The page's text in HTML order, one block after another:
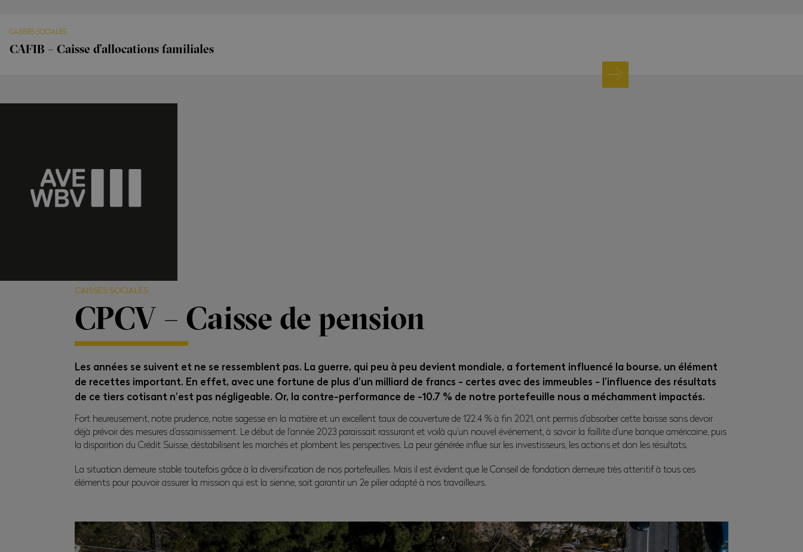
CAISSES SOCIALES
CAFIB – Caisse d’allocations familiales
CAISSES SOCIALES
CPCV – Caisse de pension
Les années se suivent et ne se ressemblent pas. La guerre, qui peu à peu devient mondiale, a fortement influencé la bourse, un élément
de recettes important. En effet, avec une fortune de plus d’un milliard de francs - certes avec des immeubles - l’influence des résultats
de ce tiers cotisant n’est pas négligeable. Or, la contre-performance de -10.7 % de notre portefeuille nous a méchamment impactés.
Fort heureusement, notre prudence, notre sagesse en la matière et un excellent taux de couverture de 122.4 % à fin 2021, ont permis d’absorber cette baisse sans devoir
déjà prévoir des mesures d’assainissement. Le début de l’année 2023 paraissait rassurant et voilà qu’un nouvel événement, à savoir la faillite d’une banque américaine, puis
la disparition du Crédit Suisse, déstabilisent les marchés et plombent les perspectives. La peur générée influe sur les investisseurs, les actions et don les résultats.
La situation demeure stable toutefois grâce à la diversification de nos portefeuilles. Mais il est évident que le Conseil de fondation demeure très attentif à tous ces
éléments pour pouvoir assurer la mission qui est la sienne, soit garantir un 2e pilier adapté à nos travailleurs.